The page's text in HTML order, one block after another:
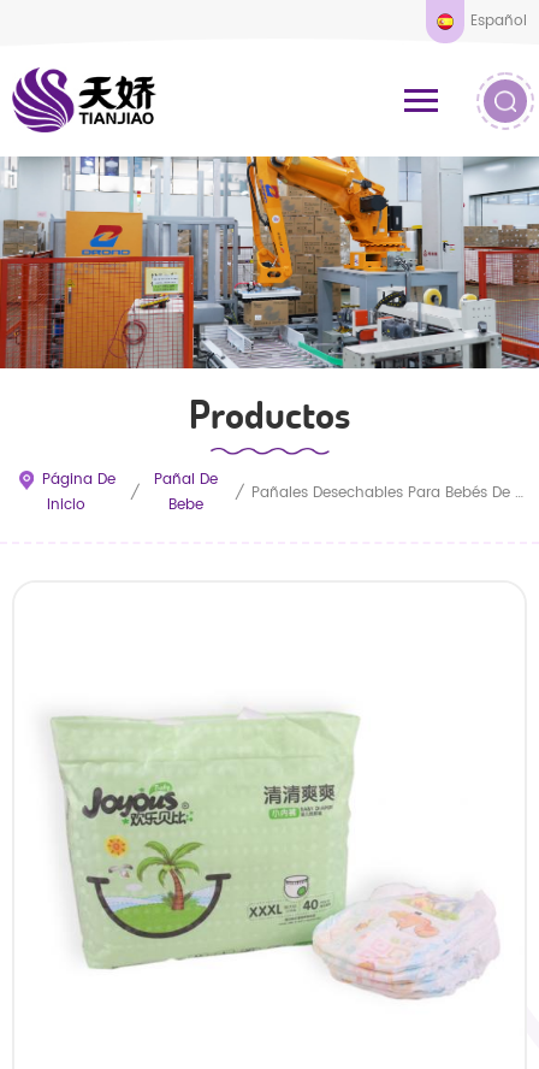
Español
Productos
Página De
Inicio
/
Pañal De
Bebe
/ Pañales Desechables Para Bebés De Marca Privada, Venta Al Por Mayor, Fábrica OEM China SAP, Pañales Para Bebés De Tamaño Suave Y Cómodo.